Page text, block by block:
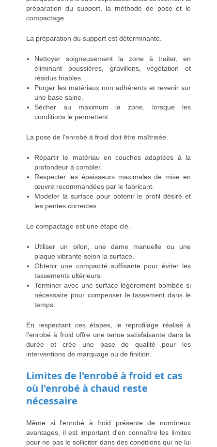
préparation du support, la méthode de pose et le
compactage.
La préparation du support est déterminante.
Nettoyer soigneusement la zone à traiter, en
éliminant poussières, gravillons, végétation et
résidus friables.
Purger les matériaux non adhérents et revenir sur
une base saine.
Sécher au maximum la zone, lorsque les
conditions le permettent.
La pose de l'enrobé à froid doit être maîtrisée.
Répartir le matériau en couches adaptées à la
profondeur à combler.
Respecter les épaisseurs maximales de mise en
œuvre recommandées par le fabricant.
Modeler la surface pour obtenir le profil désiré et
les pentes correctes.
Le compactage est une étape clé.
Utiliser un pilon, une dame manuelle ou une
plaque vibrante selon la surface.
Obtenir une compacité suffisante pour éviter les
tassements ultérieurs.
Terminer avec une surface légèrement bombée si
nécessaire pour compenser le tassement dans le
temps.
En respectant ces étapes, le reprofilage réalisé à
l'enrobé à froid offre une tenue satisfaisante dans la
durée et crée une base de qualité pour les
interventions de marquage ou de finition.
Limites de l'enrobé à froid et cas
où l'enrobé à chaud reste
nécessaire
Même si l'enrobé à froid présente de nombreux
avantages, il est important d'en connaître les limites
pour ne pas le solliciter dans des conditions qui ne lui